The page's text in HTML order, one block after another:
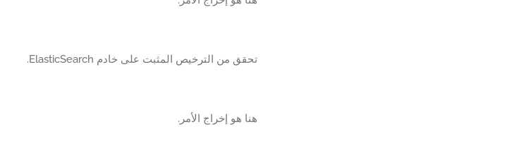
تحقق من الترخيص المثبت على خادم ElasticSearch.
هنا هو إخراج الأمر.